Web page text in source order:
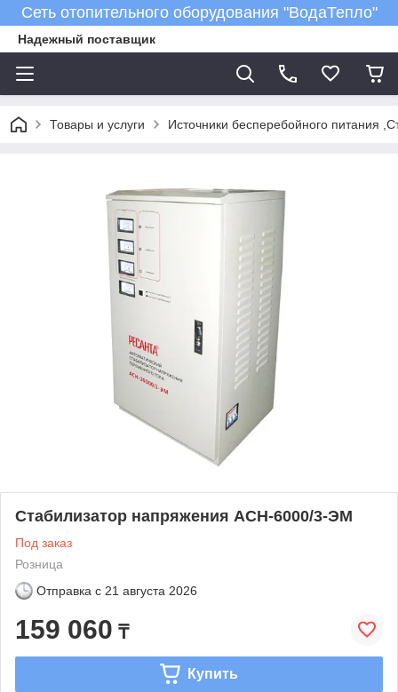
Сеть отопительного оборудования "ВодаТепло"
Надежный поставщик
Товары и услуги Источники бесперебойного питания
Стабилизатор напряжения ACH-6000/3-ЭМ
Под заказ
Розница
Отправка с 21 августа 2026
159 060 ₸
Купить